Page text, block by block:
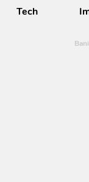
Tech